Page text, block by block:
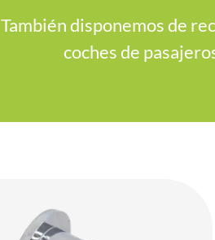
También disponemos de
coches de